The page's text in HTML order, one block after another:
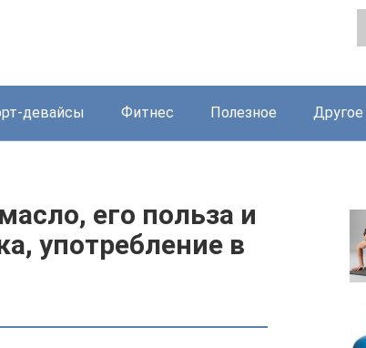
девайсы Фитнес Полезное Другое
его польза и
употребление в